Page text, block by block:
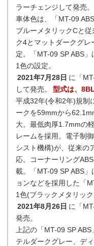
ラーチェンジして発売。
車体色は、「MT-09
ブルーメタリックCと
ク4とマットダークグ
定。「MT-09 SP ABS
1色の設定。
2021年7月28日 に「
して発売。
型式は、
平成32年(令和2年)規制
ークを59mmから
大。最低肉厚1.7mmの
レームを採用。電子制
シスト機構)が、従来の
応。コーナーリング
載。「MT-09 SP ABS
ョンなどを採用した「
1色(ブラックメタリック
2021年8月26日 に「
発売。
上記の「MT-09 SP
テルダークグレー、デ